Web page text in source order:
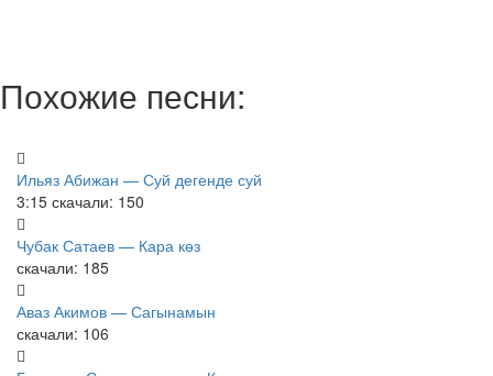
Похожие песни:
Ильяз Абижан — Суй дегенде суй
3:15 скачали: 150
Чубак Сатаев — Кара көз
скачали: 185
Аваз Акимов — Сагынамын
скачали: 106